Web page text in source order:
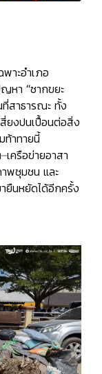
าะอำเภอ
ญหา “ซากขยะ
ที่สาธารณะ ทั้ง
สี่ยงปนเปื้อนต่อสิ่ง
ท้าทายนี้
ครือข่ายอาสา
พชุมชน และ
ยืนหยัดได้อีกครั้ง